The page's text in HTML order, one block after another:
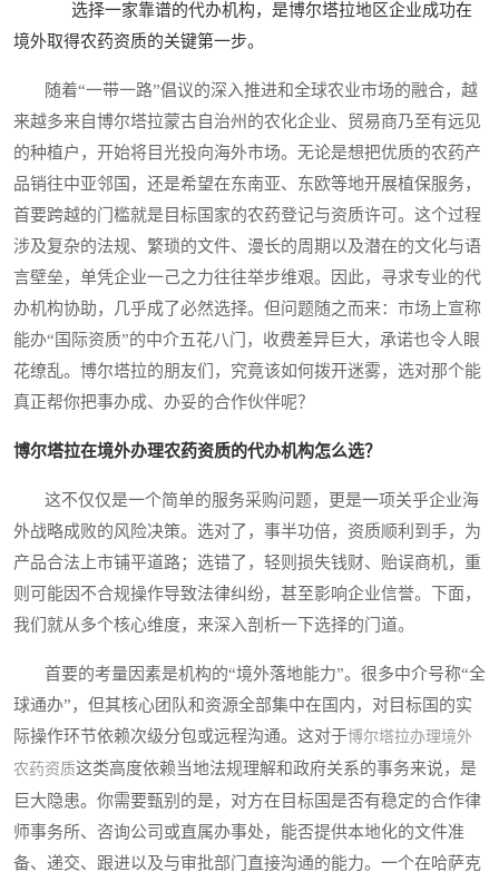
选择一家靠谱的代办机构，是博尔塔拉地区企业成功在
境外取得农药资质的关键第一步。
随着“一带一路”倡议的深入推进和全球农业市场的融合，越
来越多来自博尔塔拉蒙古自治州的农化企业、贸易商乃至有远见
的种植户，开始将目光投向海外市场。无论是想把优质的农药产
品销往中亚邻国，还是希望在东南亚、东欧等地开展植保服务，
首要跨越的门槛就是目标国家的农药登记与资质许可。这个过程
涉及复杂的法规、繁琐的文件、漫长的周期以及潜在的文化与语
言壁垒，单凭企业一己之力往往举步维艰。因此，寻求专业的代
办机构协助，几乎成了必然选择。但问题随之而来：市场上宣称
能办“国际资质”的中介五花八门，收费差异巨大，承诺也令人眼
花缭乱。博尔塔拉的朋友们，究竟该如何拨开迷雾，选对那个能
真正帮你把事办成、办妥的合作伙伴呢？
博尔塔拉在境外办理农药资质的代办机构怎么选？
这不仅仅是一个简单的服务采购问题，更是一项关乎企业海
外战略成败的风险决策。选对了，事半功倍，资质顺利到手，为
产品合法上市铺平道路；选错了，轻则损失钱财、贻误商机，重
则可能因不合规操作导致法律纠纷，甚至影响企业信誉。下面，
我们就从多个核心维度，来深入剖析一下选择的门道。
首要的考量因素是机构的“境外落地能力”。很多中介号称“全
球通办”，但其核心团队和资源全部集中在国内，对目标国的实
际操作环节依赖次级分包或远程沟通。这对于博尔塔拉办理境外
农药资质这类高度依赖当地法规理解和政府关系的事务来说，是
巨大隐患。你需要甄别的是，对方在目标国是否有稳定的合作律
师事务所、咨询公司或直属办事处，能否提供本地化的文件准
备、递交、跟进以及与审批部门直接沟通的能力。一个在哈萨克